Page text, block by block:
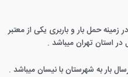
فعالیت در زمینه حمل بار و باربری یکی از معتبر
استان تهران میباشد .
بار به شهرستان با نیسان میباشد .